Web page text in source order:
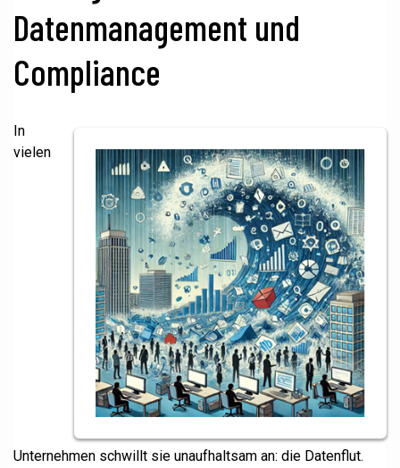
Datenmanagement und
Compliance
In
vielen
Unternehmen schwillt sie unaufhaltsam an: die Datenflut.